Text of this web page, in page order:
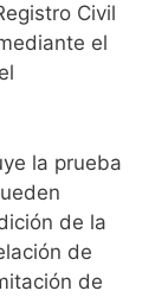
Civil
el
la prueba
de la
de
de